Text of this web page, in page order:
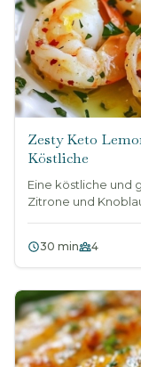
Zesty Keto
Köstliche
Eine köstliche und
Zitrone und
30 min 4